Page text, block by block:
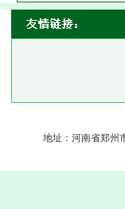
地址：河南省郑州